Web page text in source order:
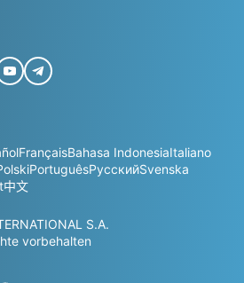
FrançaisBahasa IndonesiaItaliano
PortuguêsРусскийSvenska
中文
S.A.
vorbehalten